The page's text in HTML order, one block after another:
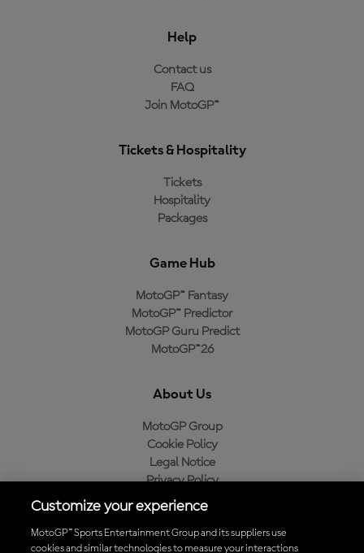
Help
Contact us
FAQ
Join MotoGP™
Tickets & Hospitality
Tickets
Hospitality
Packages
Game Hub
MotoGP™ Fantasy
MotoGP™ Predictor
MotoGP Guru Predict
MotoGP™26
About Us
MotoGP Group
Cookie Policy
Legal Notice
Privacy Policy
Purchase Policy
Customize your experience
MotoGP™ Sports Entertainment Group and its suppliers use
cookies and similar technologies to measure your interactions